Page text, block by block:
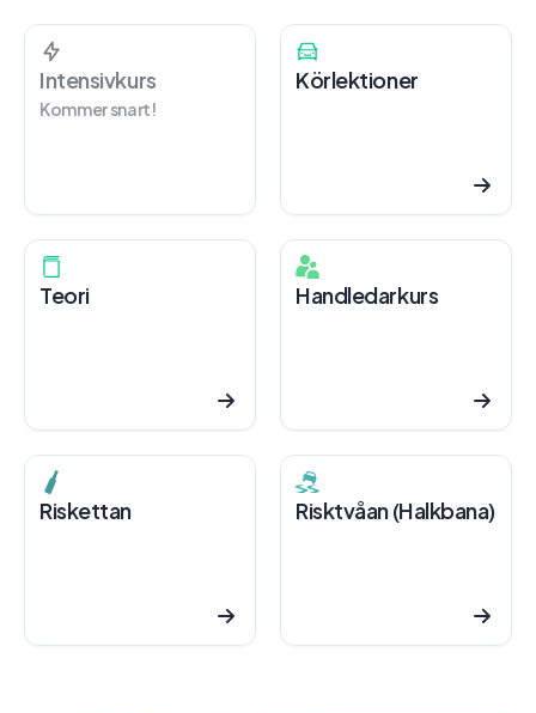
Intensivkurs
Kommer snart!
Körlektioner
Teori Handledarkurs
Riskettan Risktvåan (Halkbana)